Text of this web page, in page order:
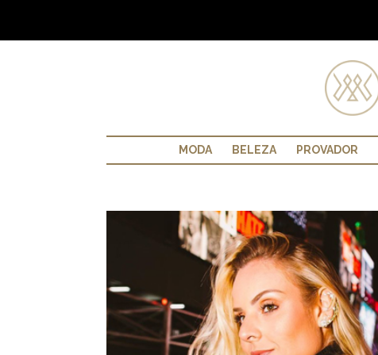
MODA BELEZA PROVADOR